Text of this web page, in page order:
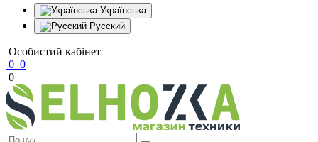
Українська
Русский
Особистий кабінет
0 0
0